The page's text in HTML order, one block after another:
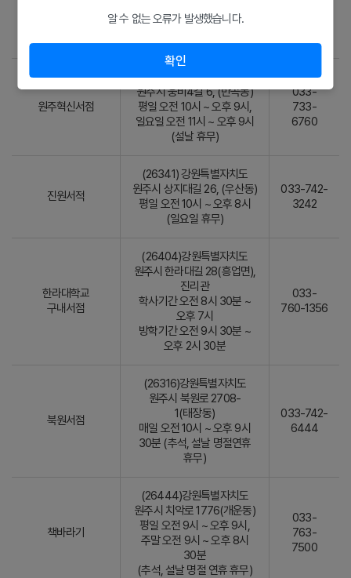
평일 오전 10시 ~ 오후 10시,
원주혁신서점
(26462) 강원특별자치도
원주시 웅비4길 6, (반곡동)
평일 오전 10시 ~ 오후 9시,
일요일 오전 11시 ~ 오후 9시
(설날 휴무)
033-
733-
6760
진원서적
(26341) 강원특별자치도
원주시 상지대길 26, (우산동)
평일 오전 10시 ~ 오후 8시
(일요일 휴무)
033-742-
3242
한라대학교
구내서점
(26404)강원특별자치도
원주시 한라대길 28(흥업면),
진리관
학사기간 오전 8시 30분 ~
오후 7시
방학기간 오전 9시 30분 ~
오후 2시 30분
033-
760-1356
북원서점
(26316)강원특별자치도
원주시 북원로 2708-
1(태장동)
매일 오전 10시 ~ 오후 9시
30분 (추석, 설날 명절연휴
휴무)
033-742-
6444
책바라기
(26444)강원특별자치도
원주시 치악로 1776(개운동)
평일 오전 9시 ~ 오후 9시,
주말 오전 9시 ~ 오후 8시
30분
(추석, 설날 명절 연휴 휴무)
033-
763-
7500
알 수 없는 오류가 발생했습니다.
확인